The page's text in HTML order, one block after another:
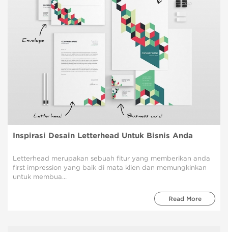
Inspirasi Desain Letterhead Untuk Bisnis Anda
Letterhead merupakan sebuah fitur yang memberikan anda
first impression yang baik di mata klien dan memungkinkan
untuk membua...
Read More